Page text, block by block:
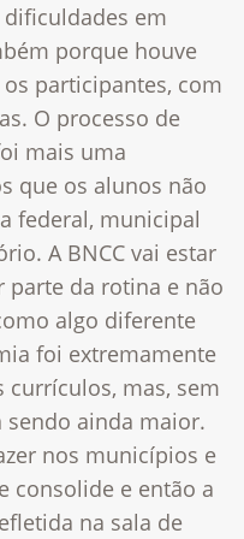
em
porque houve
participantes, com
O processo de
mais uma
que os alunos não
federal, municipal
A BNCC vai estar
da rotina e não
algo diferente
foi extremamente
currículos, mas, sem
sendo ainda maior.
nos municípios e
consolide e então a
na sala de